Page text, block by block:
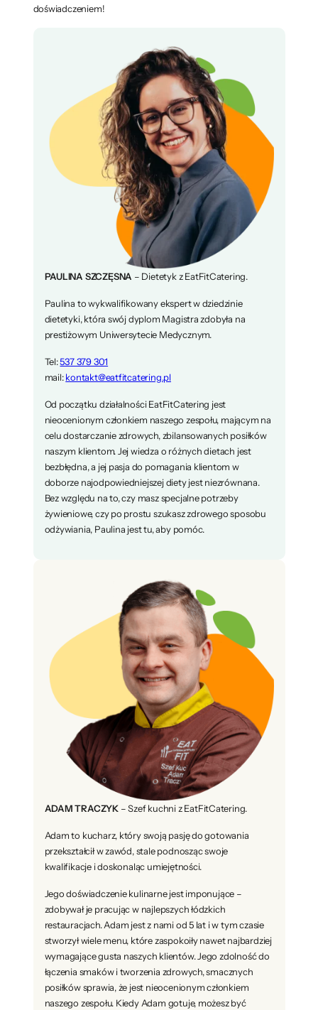
doświadczeniem!
PAULINA SZCZĘSNA – Dietetyk z EatFitCatering.
Paulina to wykwalifikowany ekspert w dziedzinie
dietetyki, która swój dyplom Magistra zdobyła na
prestiżowym Uniwersytecie Medycznym.
Tel:537 379 301
mail:kontakt@eatfitcatering.pl
Od początku działalności EatFitCatering jest
nieocenionym członkiem naszego zespołu, mającym na
celu dostarczanie zdrowych, zbilansowanych posiłków
naszym klientom. Jej wiedza o różnych dietach jest
bezbłędna, a jej pasja do pomagania klientom w
doborze najodpowiedniejszej diety jest niezrównana.
Bez względu na to, czy masz specjalne potrzeby
żywieniowe, czy po prostu szukasz zdrowego sposobu
odżywiania, Paulina jest tu, aby pomóc.
ADAM TRACZYK– Szef kuchni z EatFitCatering.
Adam to kucharz, który swoją pasję do gotowania
przekształcił w zawód, stale podnosząc swoje
kwalifikacje i doskonaląc umiejętności.
Jego doświadczenie kulinarne jest imponujące –
zdobywał je pracując w najlepszych łódzkich
restauracjach. Adam jest z nami od 5 lat i w tym czasie
stworzył wiele menu, które zaspokoiły nawet najbardziej
wymagające gusta naszych klientów. Jego zdolność do
łączenia smaków i tworzenia zdrowych, smacznych
posiłków sprawia, że jest nieocenionym członkiem
naszego zespołu. Kiedy Adam gotuje, możesz być